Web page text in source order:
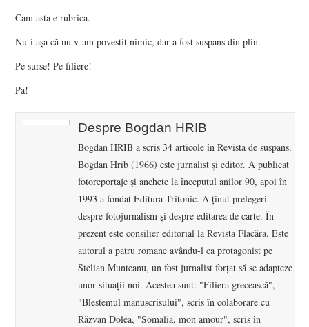
Cam asta e rubrica.
Nu-i aşa că nu v-am povestit nimic, dar a fost suspans din plin.
Pe surse! Pe filiere!
Pa!
Despre Bogdan HRIB
Bogdan HRIB a scris 34 articole în Revista de suspans.
Bogdan Hrib (1966) este jurnalist şi editor. A publicat
fotoreportaje şi anchete la începutul anilor 90, apoi în
1993 a fondat Editura Tritonic. A ţinut prelegeri
despre fotojurnalism şi despre editarea de carte. În
prezent este consilier editorial la Revista Flacăra. Este
autorul a patru romane avându-l ca protagonist pe
Stelian Munteanu, un fost jurnalist forţat să se adapteze
unor situaţii noi. Acestea sunt: "Filiera grecească",
"Blestemul manuscrisului", scris în colaborare cu
Răzvan Dolea, "Somalia, mon amour", scris în